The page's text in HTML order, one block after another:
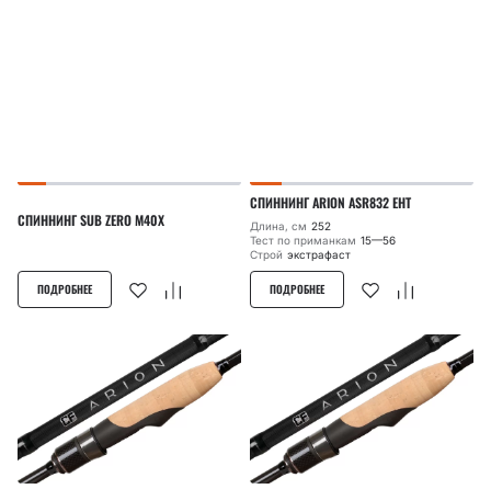
СПИННИНГ SUB ZERO M40X
ПОДРОБНЕЕ
СПИННИНГ ARION ASR832 EHT
Длина, см 252
Тест по приманкам 15—56
Строй экстрафаст
ПОДРОБНЕЕ